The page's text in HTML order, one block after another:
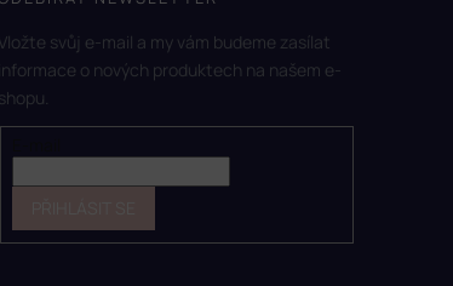
svůj e-mail a my vám budeme zasílat
informace o nových produktech na našem e-
shopu.